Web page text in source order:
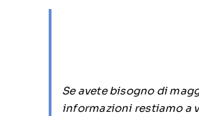
Se avete bisogno di
informazioni restiamo a